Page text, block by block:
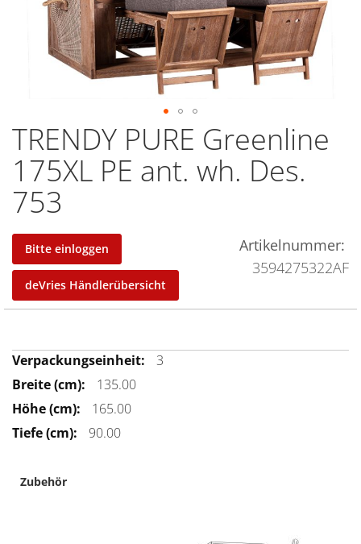
TRENDY PURE Greenline
175XL PE ant. wh. Des.
753
Bitte einloggen
deVries Händlerübersicht
Artikelnummer
3594275322AF
Mehr
Informationen
3
135.00
165.00
90.00
Zum
Anfang
Bildergalerie
springen
Zubehör